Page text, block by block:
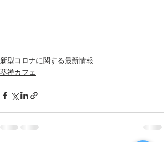
新型コロナに関する最新情報
葵禅カフェ